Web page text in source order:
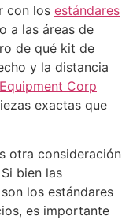
con los estándares
a las áreas de
de qué kit de
y la distancia
Corp
exactas que
otra consideración
bien las
los estándares
es importante